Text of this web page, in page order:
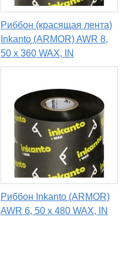
Риббон (красящая лента)
Inkanto (ARMOR) AWR 8,
50 х 360 WAX, IN
Риббон Inkanto (ARMOR)
AWR 6, 50 х 480 WAX, IN